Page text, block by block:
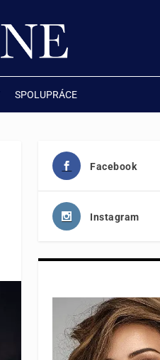
SPOLUPRÁCE
Facebook
Instagram